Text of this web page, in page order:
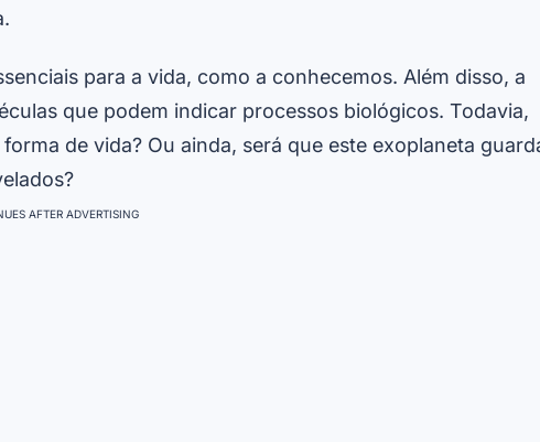
para a vida, como a conhecemos. Além disso, a
que podem indicar processos biológicos. Todavia,
de vida? Ou ainda, será que este exoplaneta
AFTER ADVERTISING